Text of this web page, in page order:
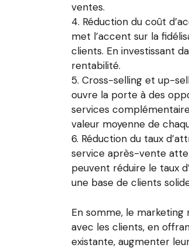
ventes.
Réduction du coût
met l’accent sur la
clients. En investissant
rentabilité.
Cross-selling et up-
ouvre la porte à des
services
valeur moyenne de
Réduction du taux
service après-vente
peuvent réduire le taux
une base de clients
En somme, le marketing
avec les clients, en
existante, augmenter